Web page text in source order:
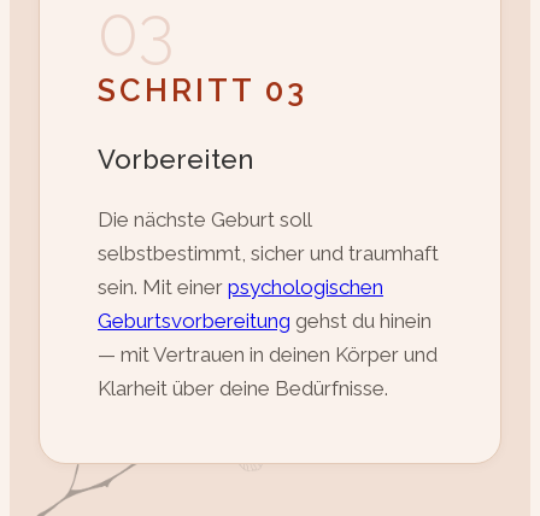
03
SCHRITT 03
Vorbereiten
Die nächste Geburt soll
selbstbestimmt, sicher und traumhaft
sein. Mit einer psychologischen
Geburtsvorbereitung gehst du hinein
— mit Vertrauen in deinen Körper und
Klarheit über deine Bedürfnisse.